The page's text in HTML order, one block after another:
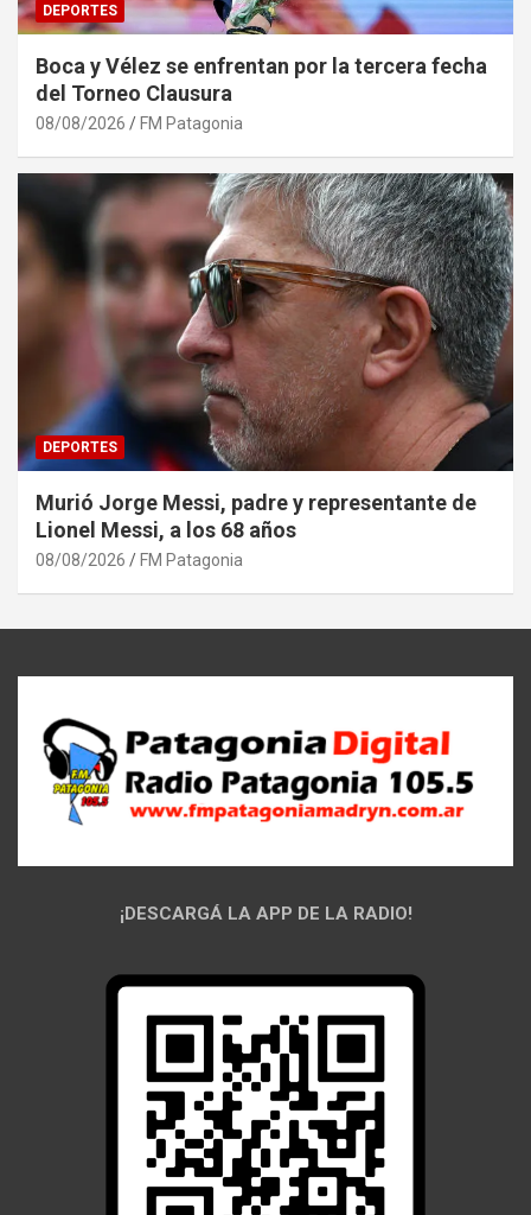
DEPORTES
Boca y Vélez se enfrentan por la tercera fecha
del Torneo Clausura
08/08/2026 FM Patagonia
DEPORTES
Murió Jorge Messi, padre y representante de
Lionel Messi, a los 68 años
08/08/2026 FM Patagonia
¡DESCARGÁ LA APP DE LA RADIO!